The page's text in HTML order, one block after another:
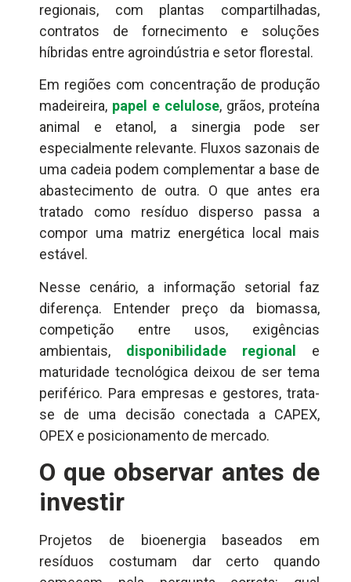
regionais, com plantas compartilhadas,
contratos de fornecimento e soluções
híbridas entre agroindústria e setor florestal.
Em regiões com concentração de produção
madeireira, papel e celulose, grãos, proteína
animal e etanol, a sinergia pode ser
especialmente relevante. Fluxos sazonais de
uma cadeia podem complementar a base de
abastecimento de outra. O que antes era
tratado como resíduo disperso passa a
compor uma matriz energética local mais
estável.
Nesse cenário, a informação setorial faz
diferença. Entender preço da biomassa,
competição entre usos, exigências
ambientais, disponibilidade regional e
maturidade tecnológica deixou de ser tema
periférico. Para empresas e gestores, trata-
se de uma decisão conectada a CAPEX,
OPEX e posicionamento de mercado.
O que observar antes de
investir
Projetos de bioenergia baseados em
resíduos costumam dar certo quando